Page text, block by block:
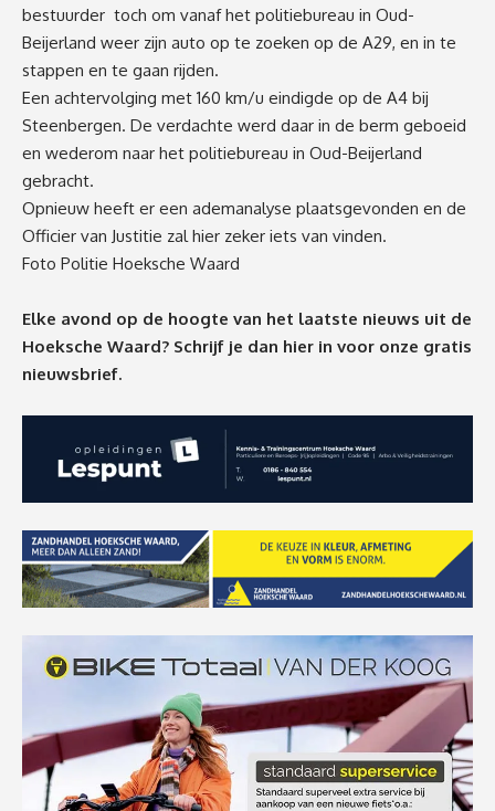
bestuurder toch om vanaf het politiebureau in Oud-
Beijerland weer zijn auto op te zoeken op de A29, en in te
stappen en te gaan rijden.
Een achtervolging met 160 km/u eindigde op de A4 bij
Steenbergen. De verdachte werd daar in de berm geboeid
en wederom naar het politiebureau in Oud-Beijerland
gebracht.
Opnieuw heeft er een ademanalyse plaatsgevonden en de
Officier van Justitie zal hier zeker iets van vinden.
Foto Politie Hoeksche Waard
Elke avond op de hoogte van het laatste nieuws uit de
Hoeksche Waard? Schrijf je dan hier in voor onze gratis
nieuwsbrief.